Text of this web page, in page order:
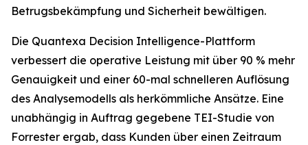
Betrugsbekämpfung und Sicherheit bewältigen.
Die Quantexa Decision Intelligence-Plattform
verbessert die operative Leistung mit über 90 % mehr
Genauigkeit und einer 60-mal schnelleren Auflösung
des Analysemodells als herkömmliche Ansätze. Eine
unabhängig in Auftrag gegebene TEI-Studie von
Forrester ergab, dass Kunden über einen Zeitraum